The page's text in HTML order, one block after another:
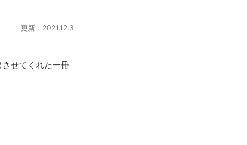
更新：2021.12.3
せてくれた一冊